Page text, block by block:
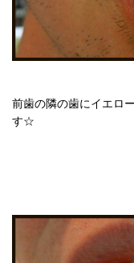
前歯の隣の歯にイエロ
す☆